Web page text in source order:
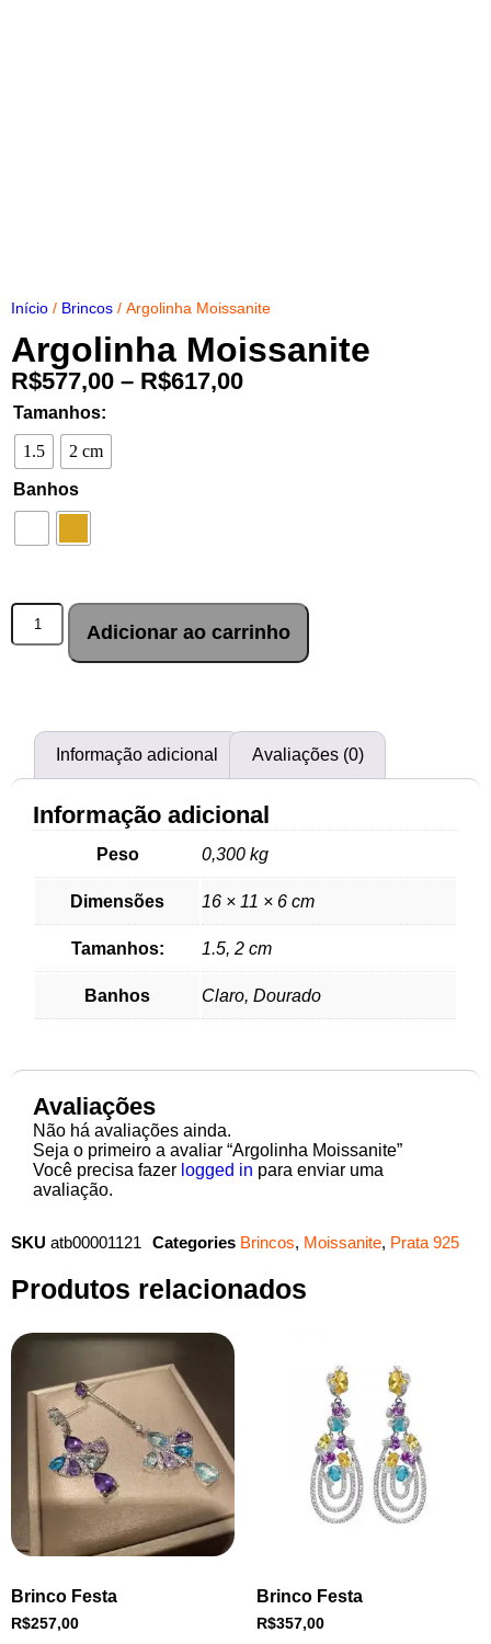
Início / Brincos / Argolinha Moissanite
Argolinha Moissanite
R$577,00 – R$617,00
Tamanhos:
1.5 2 cm
Banhos
Adicionar ao carrinho
Informação adicional Avaliações (0)
Informação adicional
Peso 0,300 kg
Dimensões 16 × 11 × 6 cm
Tamanhos: 1.5, 2 cm
Banhos Claro, Dourado
Avaliações
Não há avaliações ainda.
Seja o primeiro a avaliar “Argolinha Moissanite”
Você precisa fazer logged in para enviar uma
avaliação.
SKU atb00001121 Categories Brincos, Moissanite, Prata 925
Produtos relacionados
Brinco Festa
R$257,00
Brinco Festa
R$357,00